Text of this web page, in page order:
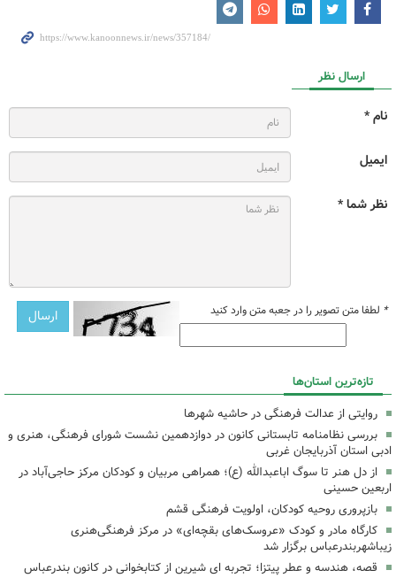
ارسال نظر
نام *
ایمیل
نظر شما *
* لطفا متن تصویر را در جعبه متن وارد کنید
تازه‌ترین استان‌ها
روایتی از عدالت فرهنگی در حاشیه شهرها
بررسی نظامنامه تابستانی کانون در دوازدهمین نشست شورای فرهنگی، هنری و
ادبی استان آذربایجان غربی
از دل هنر تا سوگ اباعبدالله (ع)؛ همراهی مربیان و کودکان مرکز حاجی‌آباد در
اربعین حسینی
بازپروری روحیه کودکان، اولویت فرهنگی قشم
کارگاه مادر و کودک «عروسک‌های بقچه‌ای» در مرکز فرهنگی‌هنری
زیباشهربندرعباس برگزار شد
قصه، هندسه و عطر پیتزا؛ تجربه ای شیرین از کتابخوانی در کانون بندرعباس